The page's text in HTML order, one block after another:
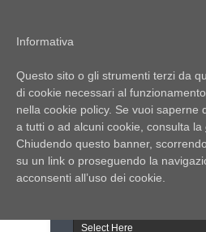
Italia Notizie
Giornale di Basilicata
Giornale di Puglia
Il portale n.1 del
in Puglia
Informativa
Questo sito o gli strumenti terzi da
di cookie necessari al
nella cookie policy. Se vuoi saperne
a tutti o ad alcuni cookie, consulta la
Chiudendo questo banner,
su un link o proseguendo la
acconsenti all’uso dei cookie.